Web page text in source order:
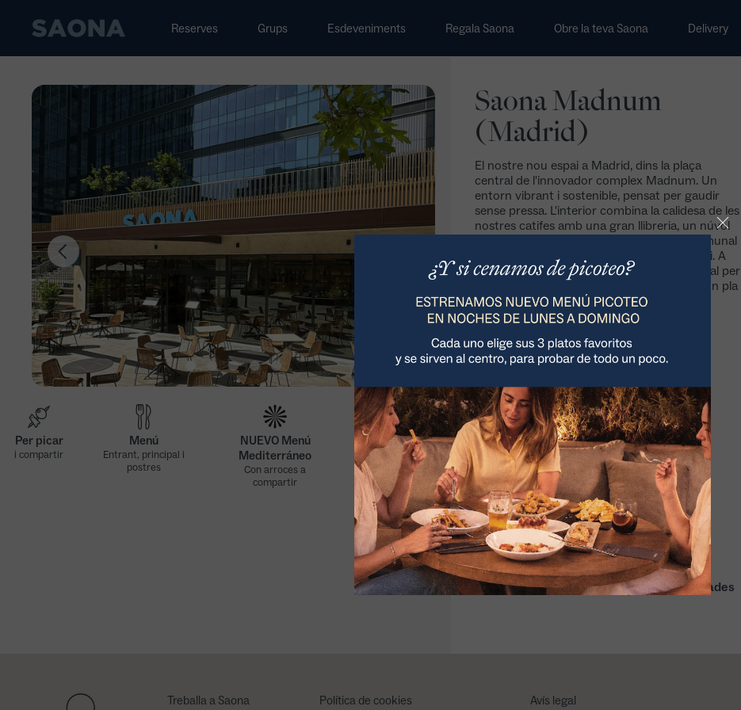
Grupo Saona Reserves Grups Esdeveniments Regala Saona Obre la teva Saona Delivery
Per picar
i compartir
Menú
Entrant, principal i
postres
NUEVO Menú
Mediterráneo
Con arroces a
compartir
NUEVO Menú
Picoteo
3 platos a compartir
(sólo noches)
Menú degustació
Assaboreix el millor en
3 passos
Menú de grups
A partir de 10
persones
Saona Madnum
(Madrid)
El nostre nou espai a Madrid, dins la plaça
central de l'innovador complex Madnum. Un
entorn vibrant i sostenible, pensat per gaudir
sense pressa. L'interior combina la calidesa de les
nostres catifes amb una gran llibreria, un núvol
de làmpades ceràmiques sobre la taula comunal
i detalls de fusta que conviden a quedar-s'hi. A
més, compta amb una terrassa exterior ideal per
desconnectar entre setmana o compartir un pla
bonítol a qualsevol hora.
Com arribar >
C. de Méndez Álvaro, 61, Arganzuela,
918 056 149
Reserva el teu esdeveniment
Migdia: 13:00 a 16:30
Nit: de 20:00 a 23:30
Terrassa exterior
Mascotes en terrassa exterior
Accedeix a les nostres cartes adaptades
Treballa a Saona Política de cookies Avís legal